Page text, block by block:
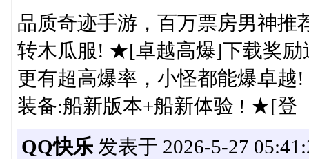
品质奇迹手游，百万票房男神推
转木瓜服! ★[卓越高爆]下载奖励
更有超高爆率，小怪都能爆卓
装备:船新版本+船新体验 ! ★[登
QQ快乐发表于 2026-5-27